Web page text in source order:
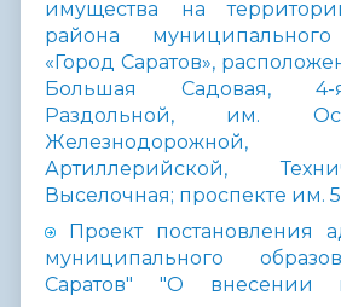
имущества на
района муниципального
«Город Саратов»,
Большая Садовая, 4-
Раздольной, им.
Железнодорожной,
Артиллерийской,
Выселочная; проспекте им.
Проект постановления
муниципального
Саратов" "О внесении